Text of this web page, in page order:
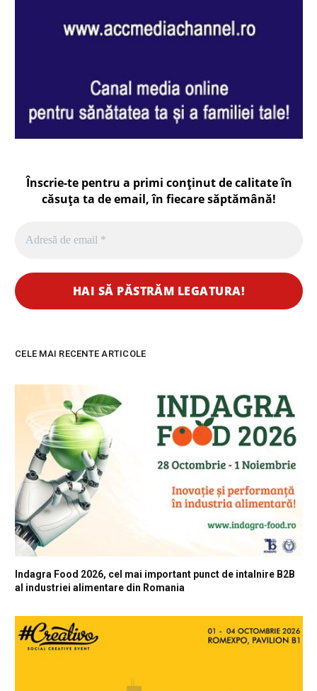
Înscrie-te pentru a primi conținut de calitate în
căsuța ta de email, în fiecaresăptămână!
CELE MAI RECENTE ARTICOLE
Indagra Food 2026, cel mai important punct de intalnire B2B
al industriei alimentare din Romania